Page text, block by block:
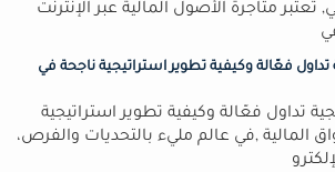
تعتبر متاجرة الأصول المالية عبر الإنترنت
فعّالة وكيفية تطوير استراتيجية ناجحة في
تداول فعّالة وكيفية تطوير استراتيجية
المالية ,في عالم مليء بالتحديات والفرص،